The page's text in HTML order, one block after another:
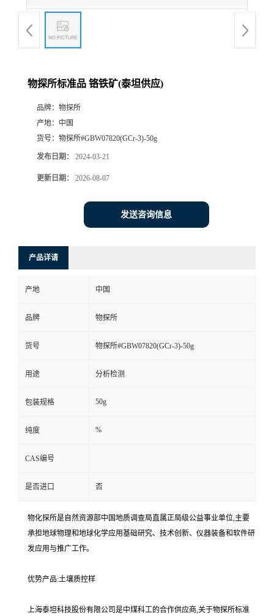
物探所标准品 铬铁矿(泰坦供应)
品牌： 物探所
产地： 中国
货号： 物探所#GBW07820(GCr-3)-50g
发布日期： 2024-03-21
更新日期： 2026-08-07
发送咨询信息
产品详请
产地 中国
品牌 物探所
货号 物探所#GBW07820(GCr-3)-50g
用途 分析检测
包装规格 50g
纯度 %
CAS编号
是否进口 否
物化探所是自然资源部中国地质调查局直属正局级公益事业单位,主要
承担地球物理和地球化学应用基础研究、技术创新、仪器装备和软件研
发应用与推广工作。
优势产品:土壤质控样
上海泰坦科技股份有限公司是中煤科工的合作供应商,关于物探所标准